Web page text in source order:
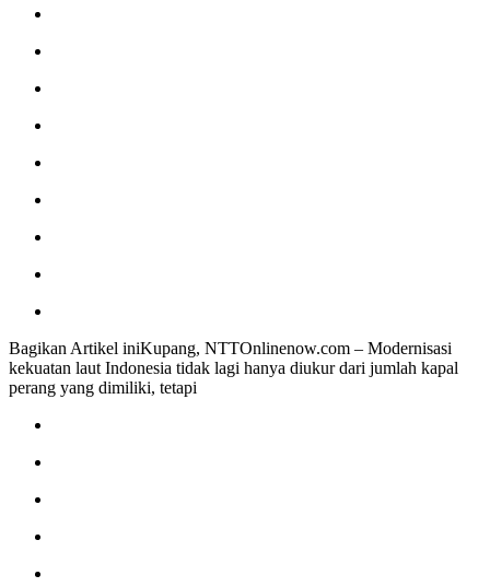
Bagikan Artikel iniKupang, NTTOnlinenow.com – Modernisasi
kekuatan laut Indonesia tidak lagi hanya diukur dari jumlah kapal
perang yang dimiliki, tetapi